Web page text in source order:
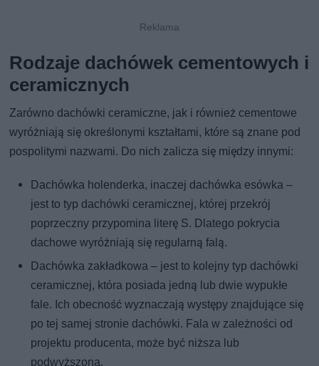
Rodzaje dachówek cementowych i
ceramicznych
Zarówno dachówki ceramiczne, jak i również cementowe
wyróżniają się określonymi kształtami, które są znane pod
pospolitymi nazwami. Do nich zalicza się między innymi:
Dachówka holenderka, inaczej dachówka esówka –
jest to typ dachówki ceramicznej, której przekrój
poprzeczny przypomina literę S. Dlatego pokrycia
dachowe wyróżniają się regularną falą.
Dachówka zakładkowa – jest to kolejny typ dachówki
ceramicznej, która posiada jedną lub dwie wypukłe
fale. Ich obecność wyznaczają występy znajdujące się
po tej samej stronie dachówki. Fala w zależności od
projektu producenta, może być niższa lub
podwyższona.